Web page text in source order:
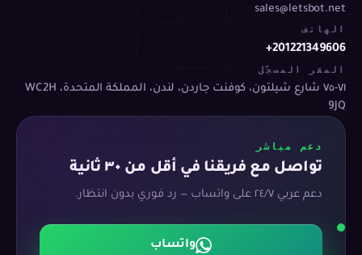
sales@letsbot.net
الهاتف
+201221349606
المقر المسجّل
٧١-٧٥ شارع شيلتون، كوفنت جاردن، لندن، المملكة المتحدة، WC2H
9JQ
دعم مباشر
تواصل مع فريقنا في أقل من ٣٠ ثانية
دعم عربي ٢٤/٧ على واتساب — رد فوري بدون انتظار.
واتساب